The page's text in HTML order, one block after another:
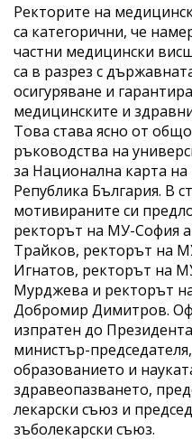
Ректорите на
са категорични, че
частни медицински
са в разрез с
осигуряване и
медицинските и
Това става ясно от
ръководства на
за Национална карта
Република България. В
мотивираните си
ректорът на МУ-София
Трайков, ректорът на
Игнатов, ректорът на
Мурджева и ректорът
Добромир Димитров.
изпратен до
министър-
образованието и
здравеопазването,
лекарски съюз и
зъболекарски съюз.